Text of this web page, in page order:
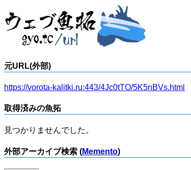
元URL(外部)
https://vorota-kalitki.ru:443/4Jc0tTO/5K5nBVs.html
取得済みの魚拓
見つかりませんでした。
外部アーカイブ検索 (Memento)